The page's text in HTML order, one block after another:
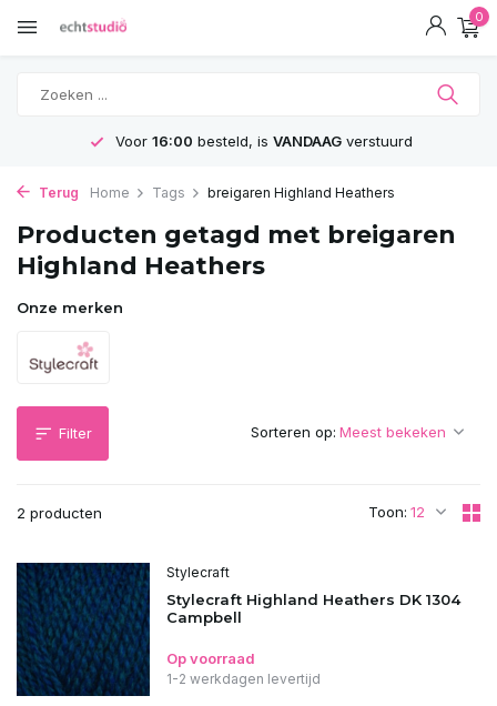
0
Voor 16:00 besteld, is VANDAAGverstuurd
Terug Home Tags breigaren Highland Heathers
Producten getagd met breigaren
Highland Heathers
Onze merken
Filter
2 producten Toon:
Sorteren op:
Stylecraft
Stylecraft Highland Heathers DK 1304
Campbell
Op voorraad
1-2 werkdagen levertijd